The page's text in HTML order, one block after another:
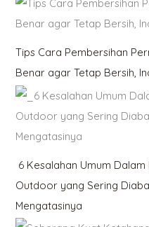
Tips Cara Pembersihan
Benar agar Tetap Bersih,
6 Kesalahan Umum
Outdoor yang Sering
Mengatasinya